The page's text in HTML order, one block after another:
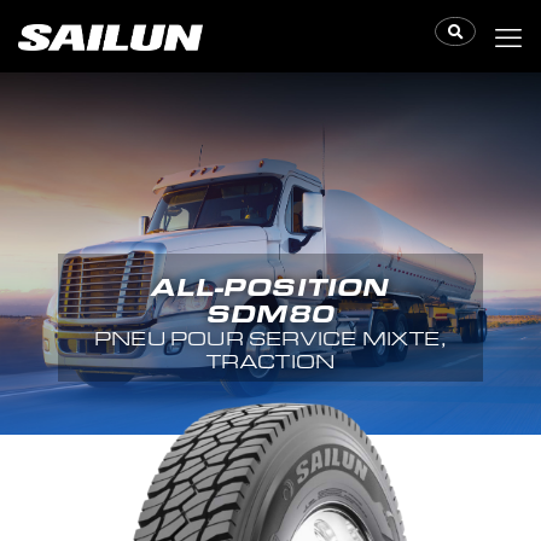
ALL-POSITION
SDM80
PNEU POUR SERVICE MIXTE,
TRACTION